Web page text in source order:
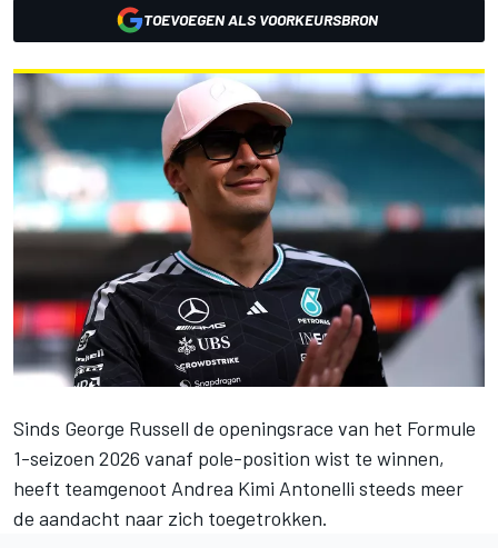
TOEVOEGEN ALS VOORKEURSBRON
Sinds George Russell de openingsrace van het Formule
1-seizoen 2026 vanaf pole-position wist te winnen,
heeft teamgenoot Andrea Kimi Antonelli steeds meer
de aandacht naar zich toegetrokken.